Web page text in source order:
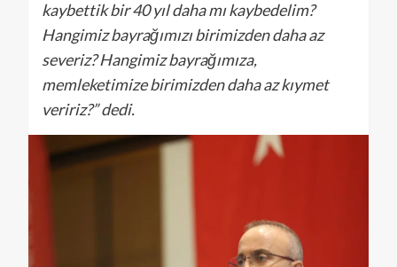
kaybettik bir 40 yıl daha mı kaybedelim?
Hangimiz bayrağımızı birimizden daha az
severiz? Hangimiz bayrağımıza,
memleketimize birimizden daha az kıymet
veririz?” dedi.